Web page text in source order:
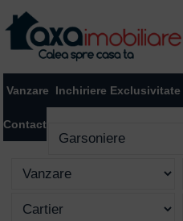
Vanzare Inchiriere Exclusivitate
Contact